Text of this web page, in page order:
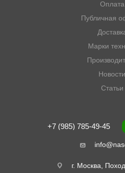
Оплата
Публичная
Марки
Новости
Статьи
+7 (985) 785-49-45
г. Москва,